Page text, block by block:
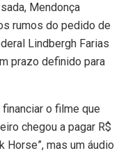
Mendonça
rumos do pedido de
Lindbergh Farias
prazo definido para
o filme que
chegou a pagar R$
Horse”, mas um áudio